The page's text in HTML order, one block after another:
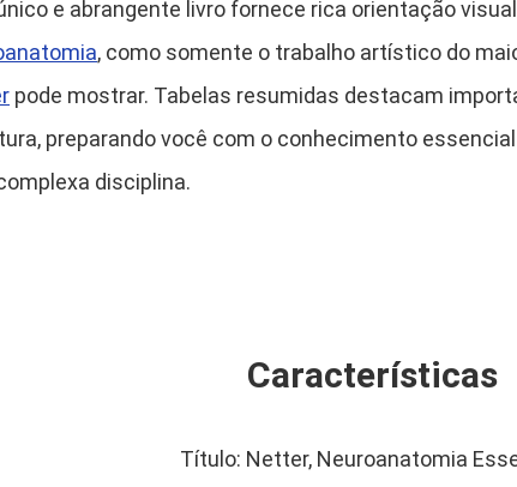
e abrangente livro fornece rica orientação
, como somente o trabalho artístico do
pode mostrar. Tabelas resumidas destacam
preparando você com o conhecimento
disciplina.
Características
Título: Netter, Neuroanatomia